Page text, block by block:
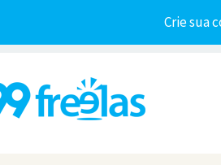
Crie sua